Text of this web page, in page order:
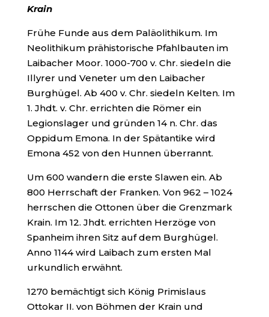
Krain
Frühe Funde aus dem Paläolithikum. Im
Neolithikum prähistorische Pfahlbauten im
Laibacher Moor. 1000-700 v. Chr. siedeln die
Illyrer und Veneter um den Laibacher
Burghügel. Ab 400 v. Chr. siedeln Kelten. Im
1. Jhdt. v. Chr. errichten die Römer ein
Legionslager und gründen 14 n. Chr. das
Oppidum Emona. In der Spätantike wird
Emona 452 von den Hunnen überrannt.
Um 600 wandern die erste Slawen ein. Ab
800 Herrschaft der Franken. Von 962 – 1024
herrschen die Ottonen über die Grenzmark
Krain. Im 12. Jhdt. errichten Herzöge von
Spanheim ihren Sitz auf dem Burghügel.
Anno 1144 wird Laibach zum ersten Mal
urkundlich erwähnt.
1270 bemächtigt sich König Primislaus
Ottokar II. von Böhmen der Krain und